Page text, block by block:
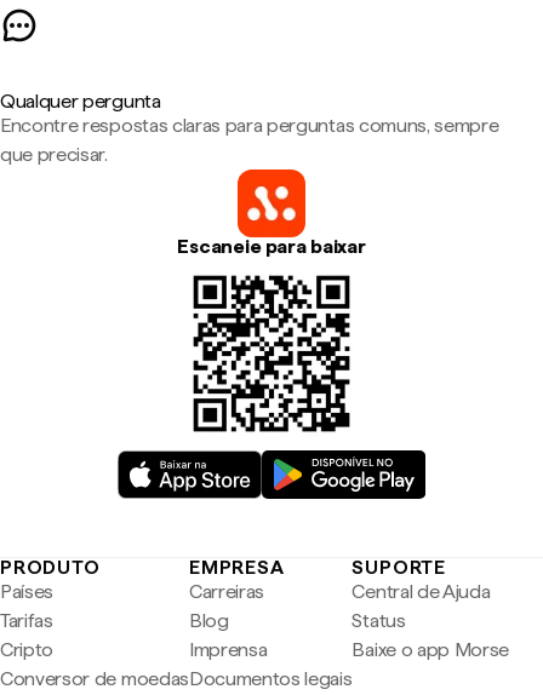
Qualquer pergunta
Encontre respostas claras para perguntas comuns, sempre
que precisar.
Escaneie para baixar
PRODUTO
Países
Tarifas
Cripto
Conversor de moedas
EMPRESA
Carreiras
Blog
Imprensa
Documentos legais
SUPORTE
Central de Ajuda
Status
Baixe o app Morse